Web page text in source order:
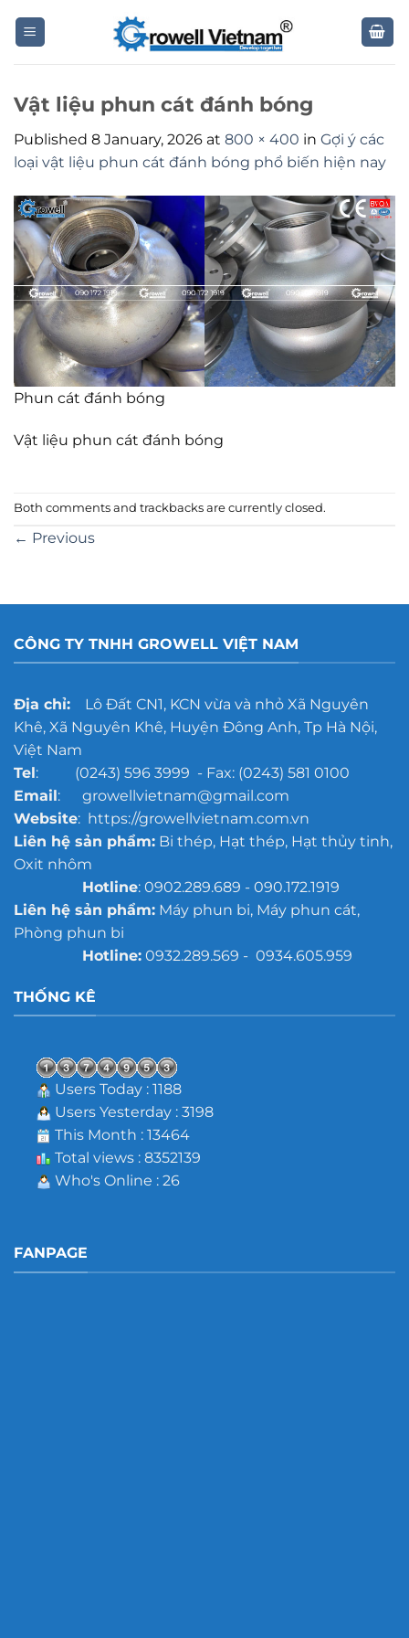
Vật liệu phun cát đánh bóng
Published 8 January, 2026 at 800 × 400 in Gợi ý các
loại vật liệu phun cát đánh bóng phổ biến hiện nay
Phun cát đánh bóng
Vật liệu phun cát đánh bóng
Both comments and trackbacks are currently closed.
← Previous
CÔNG TY TNHH GROWELL VIỆT NAM
Địa chỉ:Lô Đất CN1, KCN vừa và nhỏ Xã Nguyên
Khê, Xã Nguyên Khê, Huyện Đông Anh, Tp Hà Nội,
Việt Nam
Tel: (0243) 596 3999 - Fax: (0243) 581 0100
Email: growellvietnam@gmail.com
Website: https://growellvietnam.com.vn
Liên hệ sản phẩm:Bi thép, Hạt thép, Hạt thủy tinh,
Oxit nhôm
Hotline: 0902.289.689 - 090.172.1919
Liên hệ sản phẩm:Máy phun bi, Máy phun cát,
Phòng phun bi
Hotline:0932.289.569 - 0934.605.959
THỐNG KÊ
Users Today : 1188
Users Yesterday : 3198
This Month : 13464
Total views : 8352139
Who's Online : 26
FANPAGE